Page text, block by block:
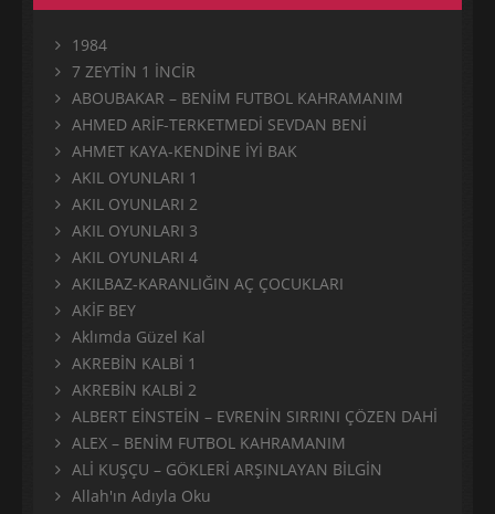
1984
7 ZEYTİN 1 İNCİR
ABOUBAKAR – BENİM FUTBOL KAHRAMANIM
AHMED ARİF-TERKETMEDİ SEVDAN BENİ
AHMET KAYA-KENDİNE İYİ BAK
AKIL OYUNLARI 1
AKIL OYUNLARI 2
AKIL OYUNLARI 3
AKIL OYUNLARI 4
AKILBAZ-KARANLIĞIN AÇ ÇOCUKLARI
AKİF BEY
Aklımda Güzel Kal
AKREBİN KALBİ 1
AKREBİN KALBİ 2
ALBERT EİNSTEİN – EVRENİN SIRRINI ÇÖZEN DAHİ
ALEX – BENİM FUTBOL KAHRAMANIM
ALİ KUŞÇU – GÖKLERİ ARŞINLAYAN BİLGİN
Allah'ın Adıyla Oku